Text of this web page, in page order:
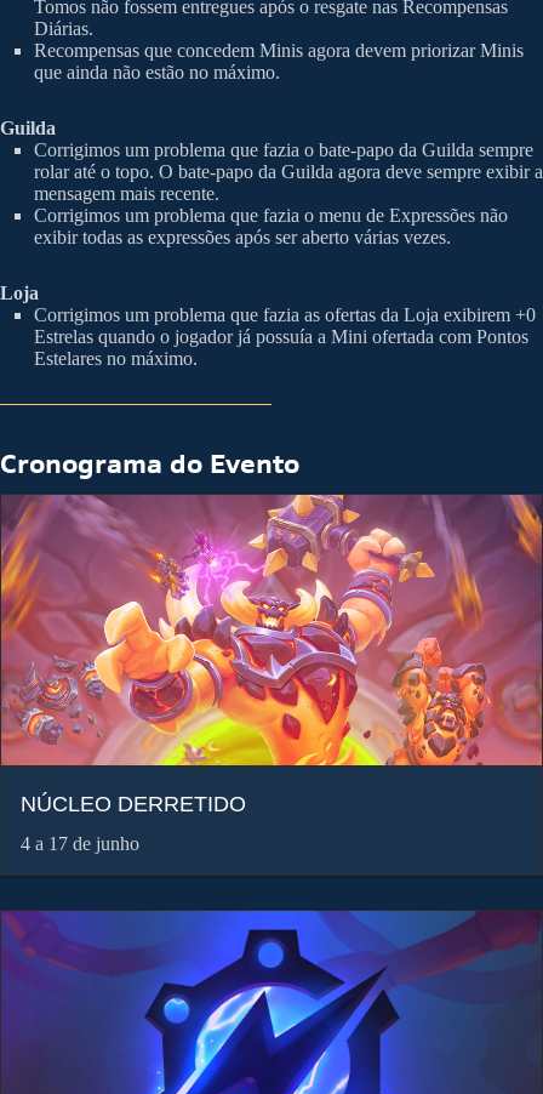
Tomos não fossem entregues após o resgate nas Recompensas
Diárias.
Recompensas que concedem Minis agora devem priorizar Minis
que ainda não estão no máximo.
Guilda
Corrigimos um problema que fazia o bate-papo da Guilda sempre
rolar até o topo. O bate-papo da Guilda agora deve sempre exibir a
mensagem mais recente.
Corrigimos um problema que fazia o menu de Expressões não
exibir todas as expressões após ser aberto várias vezes.
Loja
Corrigimos um problema que fazia as ofertas da Loja exibirem +0
Estrelas quando o jogador já possuía a Mini ofertada com Pontos
Estelares no máximo.
Cronograma do Evento
NÚCLEO DERRETIDO
4 a 17 de junho